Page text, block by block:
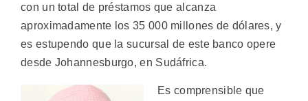
con un total de préstamos que alcanza
aproximadamente los 35 000 millones de dólares, y
es estupendo que la sucursal de este banco opere
desde Johannesburgo, en Sudáfrica.
Es comprensible que